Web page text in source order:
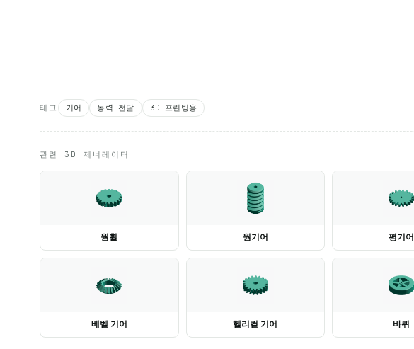
태그 기어 동력 전달 3D 프린팅용
관련 3D 제너레이터
웜휠 웜기어 평기어
베벨 기어 헬리컬 기어 바퀴